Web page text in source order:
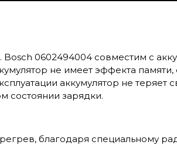
Bosch 0602494004 совместим с
не имеет эффекта
аккумулятор не теряет
состоянии зарядки.
благодаря специальному